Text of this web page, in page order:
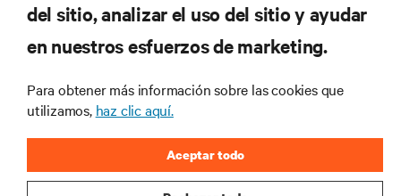
Regístrese en nuestra lista de correos
para recibir las últimas novedades de
industria de Vertiv.
del sitio, analizar el uso del sitio y ayudar
en nuestros esfuerzos de marketing.
Para obtener más información sobre las cookies que
utilizamos, haz clic aquí.
Aceptar todo